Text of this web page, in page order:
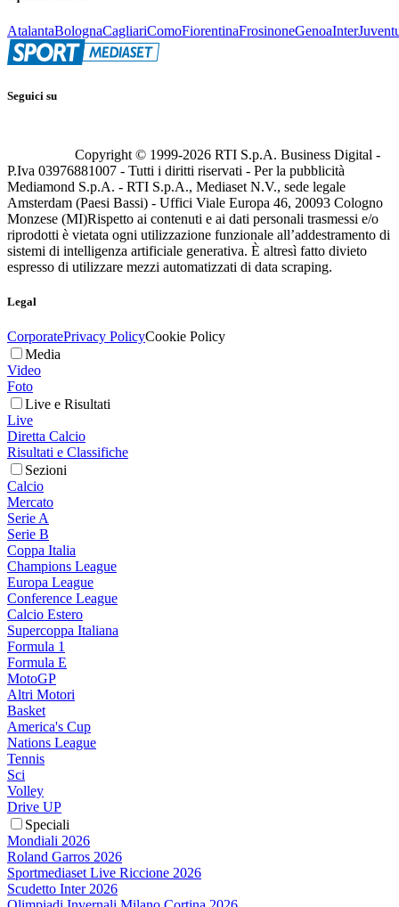
AtalantaBolognaCagliariComoFiorentinaFrosinoneGenoaInter
Seguici su
Copyright © 1999-2026 RTI S.p.A. Business Digital -
P.Iva 03976881007 - Tutti i diritti riservati - Per la pubblicità
Mediamond S.p.A. - RTI S.p.A., Mediaset N.V., sede legale
Amsterdam (Paesi Bassi) - Uffici Viale Europa 46, 20093 Cologno
Monzese (MI)Rispetto ai contenuti e ai dati personali trasmessi e/o
riprodotti è vietata ogni utilizzazione funzionale all’addestramento di
sistemi di intelligenza artificiale generativa. È altresì fatto divieto
espresso di utilizzare mezzi automatizzati di data scraping.
Legal
CorporatePrivacy PolicyCookie Policy
Media
Video
Foto
Live e Risultati
Live
Diretta Calcio
Risultati e Classifiche
Sezioni
Calcio
Mercato
Serie A
Serie B
Coppa Italia
Champions League
Europa League
Conference League
Calcio Estero
Supercoppa Italiana
Formula 1
Formula E
MotoGP
Altri Motori
Basket
America's Cup
Nations League
Tennis
Sci
Volley
Drive UP
Speciali
Mondiali 2026
Roland Garros 2026
Sportmediaset Live Riccione 2026
Scudetto Inter 2026